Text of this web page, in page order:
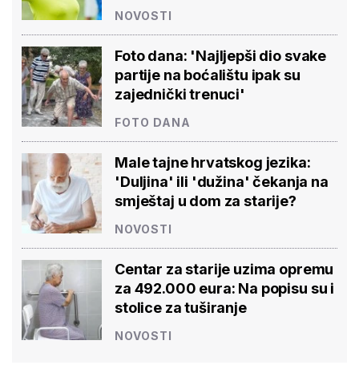
NOVOSTI
Foto dana: 'Najljepši dio svake
partije na boćalištu ipak su
zajednički trenuci'
FOTO DANA
Male tajne hrvatskog jezika:
'Duljina' ili 'dužina' čekanja na
smještaj u dom za starije?
NOVOSTI
Centar za starije uzima opremu
za 492.000 eura: Na popisu su i
stolice za tuširanje
NOVOSTI